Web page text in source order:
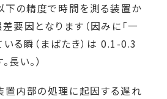
下の精度で時間を測る装置か
要因となります（因みに「一
いる瞬（まばたき）は 0.1-0.3
長い。）
置内部の処理に起因する遅れ